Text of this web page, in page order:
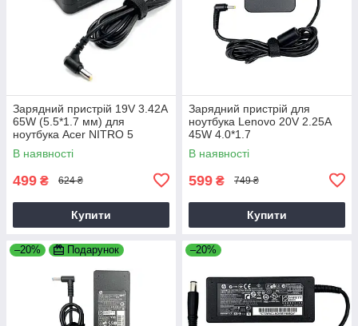
Зарядний пристрій 19V 3.42A
65W (5.5*1.7 мм) для
ноутбука Acer NITRO 5
AN515-31 65
В наявності
499 ₴ 624 ₴
Купити
Зарядний пристрій для
ноутбука Lenovo 20V 2.25A
45W 4.0*1.7
В наявності
599 ₴ 749 ₴
Купити
–20% Подарунок –20%